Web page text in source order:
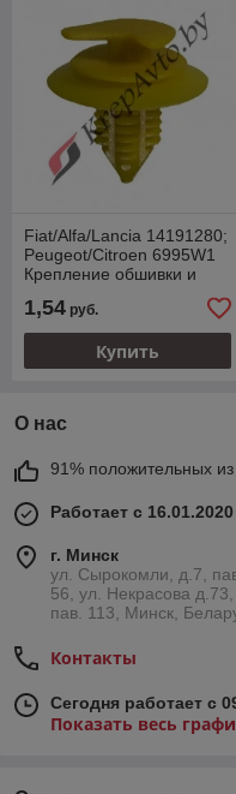
Fiat/Alfa/Lancia 14191280;
Peugeot/Citroen 6995W1
Крепление обшивки и
1,54 руб.
Купить
О нас
91% положительных из
Работает с 16.01.2020
г. Минск
ул. Сырокомли, д.7,
56, ул. Некрасова
пав. 113, Минск,
Контакты
Сегодня работает с
Показать весь